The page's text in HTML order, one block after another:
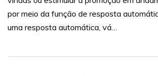
por meio da função de resposta
uma resposta automática, vá…